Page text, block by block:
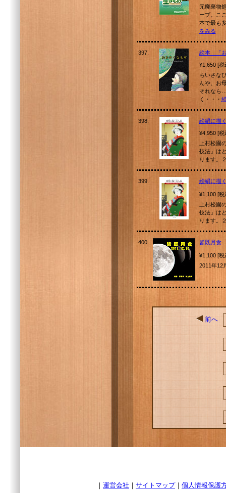
元廃棄物
ープ。こ
本で最も
をみる
397.
絵本 「お
¥1,650 [
ちいさな
んや、お
それなら
く・・・
398.
絵絹に描
¥4,950 [
上村松園
技法」は
ります。
399. 絵絹に描
¥1,100 [
上村松園
技法」は
ります。
400. 皆既月食
¥1,100 [
2011年12
前へ
｜ 運営会社 ｜ サイトマップ｜ 個人情報保護